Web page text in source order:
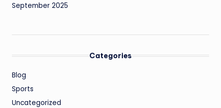
September 2025
Categories
Blog
Sports
Uncategorized